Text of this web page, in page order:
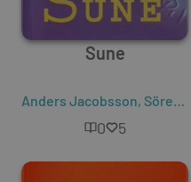
Sune
Anders Jacobsson, Sören Olsson
0 5